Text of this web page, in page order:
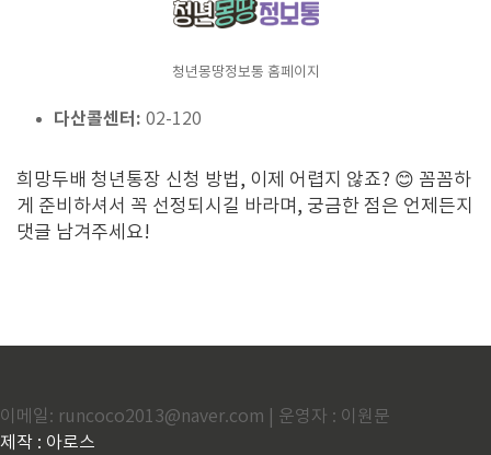
청년몽땅정보통 홈페이지
다산콜센터: 02-120
희망두배 청년통장 신청 방법, 이제 어렵지 않죠? 😊 꼼꼼하
게 준비하셔서 꼭 선정되시길 바라며, 궁금한 점은 언제든지
댓글 남겨주세요!
이메일: runcoco2013@naver.com | 운영자 : 이원문
제작 : 아로스